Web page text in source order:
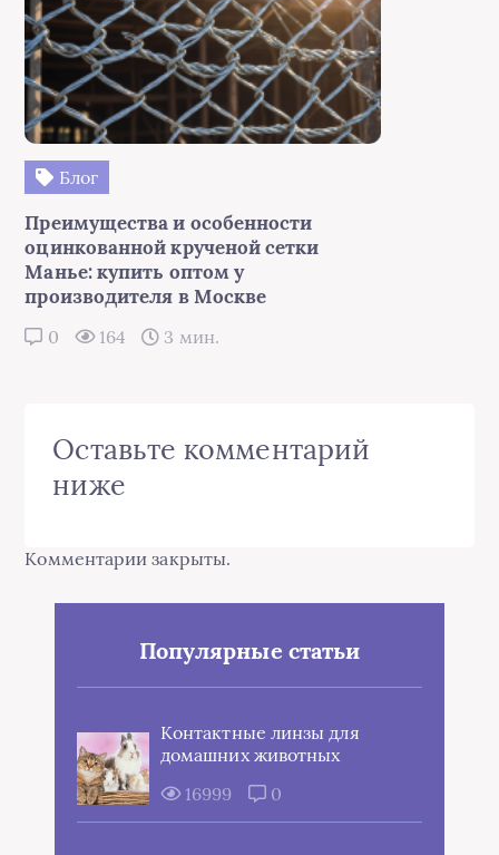
Блог
Преимущества и особенности
оцинкованной крученой сетки
Манье: купить оптом у
производителя в Москве
0 164 3 мин.
Оставьте комментарий
ниже
Комментарии закрыты.
Популярные статьи
Контактные линзы для
домашних животных
16999
0